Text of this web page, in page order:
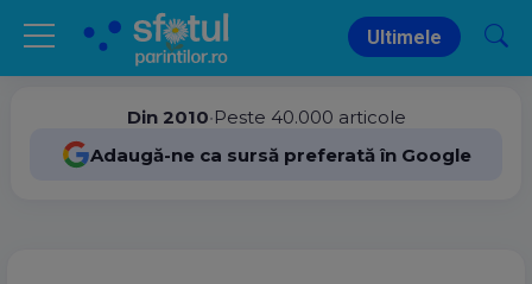
Ultimele
Din 2010•Peste 40.000 articole
Adaugă-ne ca sursă preferată în Google